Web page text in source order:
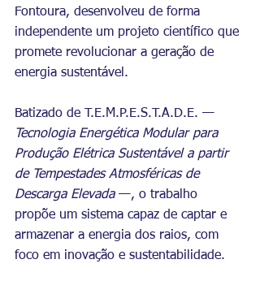
Fontoura, desenvolveu de forma
independente um projeto científico que
promete revolucionar a geração de
energia sustentável.
Batizado de T.E.M.P.E.S.T.A.D.E. —
Tecnologia Energética Modular para
Produção Elétrica Sustentável a partir
de Tempestades Atmosféricas de
Descarga Elevada —, o trabalho
propõe um sistema capaz de captar e
armazenar a energia dos raios, com
foco em inovação e sustentabilidade.